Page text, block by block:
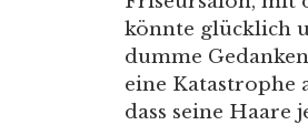
könnte glücklich
dumme
eine Katastrophe
dass seine